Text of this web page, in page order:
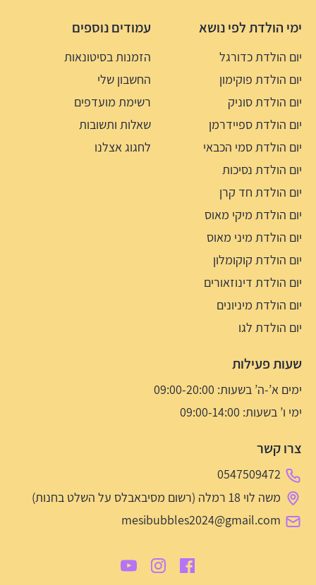
ימי הולדת לפי נושא
יום הולדת כדורגל
יום הולדת פוקימון
יום הולדת סוניק
יום הולדת ספיידרמן
יום הולדת סמי הכבאי
יום הולדת נסיכות
יום הולדת חד קרן
יום הולדת מיקי מאוס
יום הולדת מיני מאוס
יום הולדת קוקומלון
יום הולדת דינוזאורים
יום הולדת מיניונים
יום הולדת לגו
עמודים נוספים
הזמנות בסיטונאות
החשבון שלי
רשימת מועדפים
שאלות ותשובות
לחגוג אצלנו
שעות פעילות
ימים א’-ה’ בשעות: 09:00-20:00
ימי ו’ בשעות: 09:00-14:00
צרו קשר
0547509472
משה לוי 18 רמלה (רשום מסיבאבלס על השלט בחנות)
mesibubbles2024@gmail.com